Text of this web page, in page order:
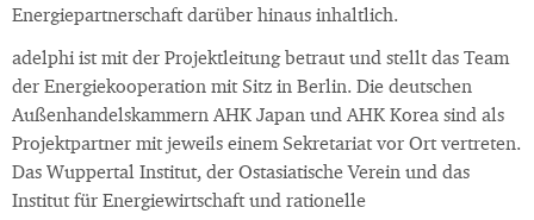
Energiepartnerschaft darüber hinaus inhaltlich.
adelphi ist mit der Projektleitung betraut und stellt das Team
der Energiekooperation mit Sitz in Berlin. Die deutschen
Außenhandelskammern AHK Japan und AHK Korea sind als
Projektpartner mit jeweils einem Sekretariat vor Ort vertreten.
Das Wuppertal Institut, der Ostasiatische Verein und das
Institut für Energiewirtschaft und rationelle